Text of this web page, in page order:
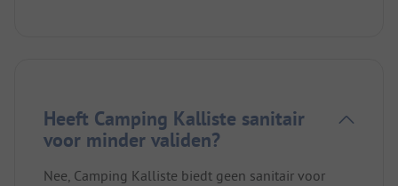
Heeft Camping Kalliste sanitair
voor minder validen?
Nee, Camping Kalliste biedt geen sanitair voor